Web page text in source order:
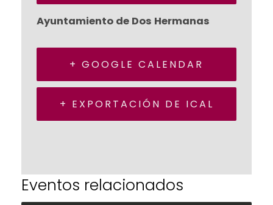
Ayuntamiento de Dos Hermanas
+ GOOGLE CALENDAR
+ EXPORTACIÓN DE ICAL
Eventos relacionados